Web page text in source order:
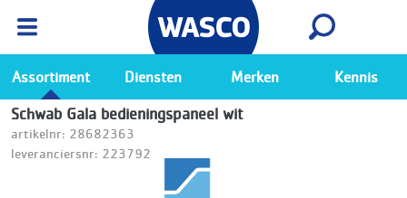
Ga naar de Wasco app
Bekijk
Assortiment Diensten Merken Kennis
Schwab Gala bedieningspaneel wit
artikelnr: 28682363
leveranciersnr: 223792